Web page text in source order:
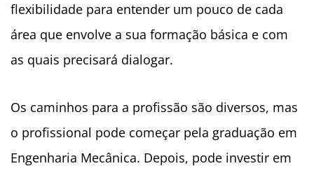
flexibilidade para entender um pouco de cada
área que envolve a sua formação básica e com
as quais precisará dialogar.
Os caminhos para a profissão são diversos, mas
o profissional pode começar pela graduação em
Engenharia Mecânica. Depois, pode investir em